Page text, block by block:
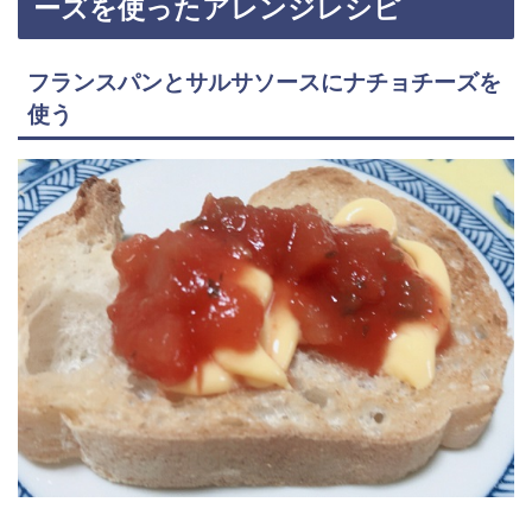
ーズを使ったアレンジレシピ
フランスパンとサルサソースにナチョチーズを
使う